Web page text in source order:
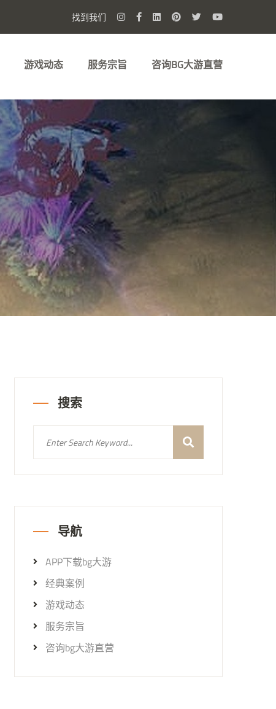
找到我们
游戏动态 服务宗旨 咨询BG大游直营
搜索
导航
APP下载bg大游
经典案例
游戏动态
服务宗旨
咨询bg大游直营